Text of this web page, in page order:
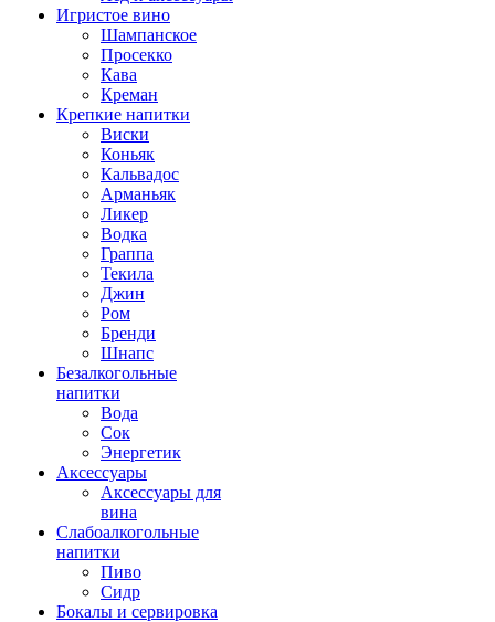
Игристое вино
Шампанское
Просекко
Кава
Креман
Крепкие напитки
Виски
Коньяк
Кальвадос
Арманьяк
Ликер
Водка
Граппа
Текила
Джин
Ром
Бренди
Шнапс
Безалкогольные
напитки
Вода
Сок
Энергетик
Аксессуары
Аксессуары для
вина
Слабоалкогольные
напитки
Пиво
Сидр
Бокалы и сервировка